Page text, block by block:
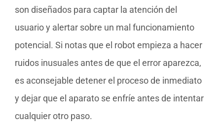
son diseñados para captar la atención del
usuario y alertar sobre un mal funcionamiento
potencial. Si notas que el robot empieza a hacer
ruidos inusuales antes de que el error aparezca,
es aconsejable detener el proceso de inmediato
y dejar que el aparato se enfríe antes de intentar
cualquier otro paso.